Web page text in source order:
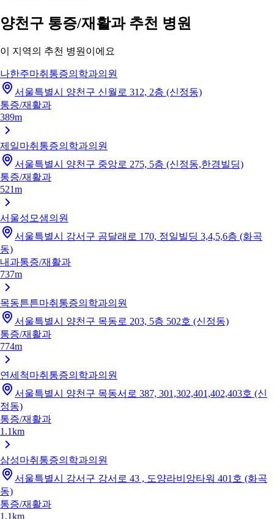
양천구 통증/재활과 추천 병원
이 지역의 추천 병원이에요
나한주마취통증의학과의원
서울특별시 양천구 신월로 312, 2층 (신정동)
통증/재활과
389m
제일마취통증의학과의원
서울특별시 양천구 중앙로 275, 5층 (신정동,한경빌딩)
통증/재활과
521m
서울성모샘의원
서울특별시 강서구 곰달래로 170, 정일빌딩 3,4,5,6층 (화곡
동)
내과통증/재활과
737m
목동튼튼마취통증의학과의원
서울특별시 양천구 목동로 203, 5층 502호 (신정동)
통증/재활과
774m
연세척마취통증의학과의원
서울특별시 양천구 목동서로 387, 301,302,401,402,403호 (신
정동)
통증/재활과
1.1km
삼성마취통증의학과의원
서울특별시 강서구 강서로 43 , 도양라비앙타워 401호 (화곡
동)
통증/재활과
1.1km